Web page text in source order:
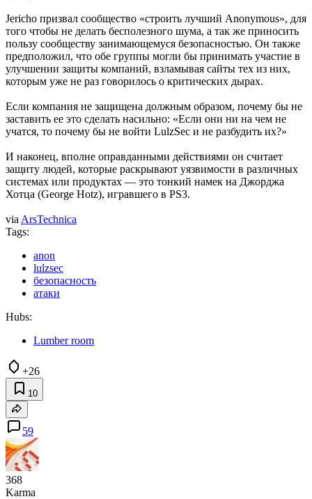
Jericho призвал сообщество «строить лучший Anonymous», для
того чтобы не делать бесполезного шума, а так же приносить
пользу сообществу занимающемуся безопасностью. Он также
предположил, что обе группы могли бы принимать участие в
улучшении защиты компаний, взламывая сайты тех из них,
которым уже не раз говорилось о критических дырах.
Если компания не защищена должным образом, почему бы не
заставить ее это сделать насильно: «Если они ни на чем не
учатся, то почему бы не войти LulzSec и не разбудить их?»
И наконец, вполне оправданными действиями он считает
защиту людей, которые раскрывают уязвимости в различных
системах или продуктах — это тонкий намек на Джорджа
Хотца (George Hotz), игравшего в PS3.
via ArsTechnica
Tags:
anon
lulzsec
безопасность
атаки
Hubs:
Lumber room
+26
10
59
368
Karma